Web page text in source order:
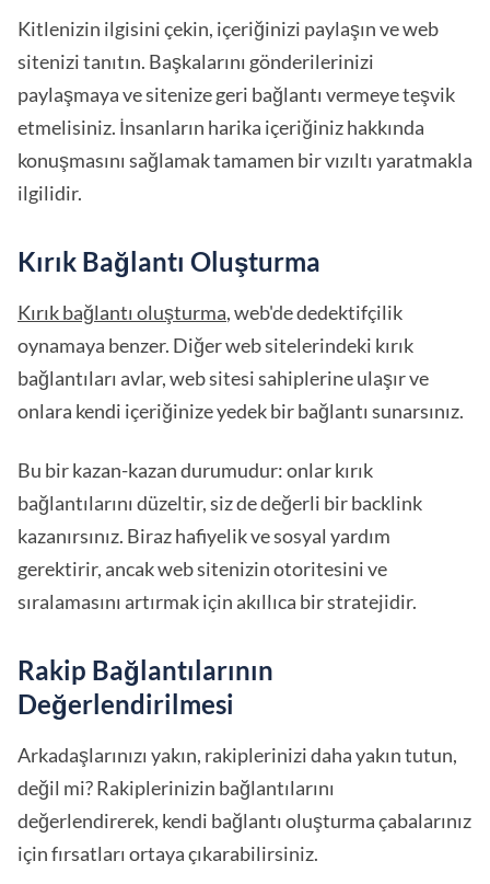
Kitlenizin ilgisini çekin, içeriğinizi paylaşın ve web
sitenizi tanıtın. Başkalarını gönderilerinizi
paylaşmaya ve sitenize geri bağlantı vermeye teşvik
etmelisiniz. İnsanların harika içeriğiniz hakkında
konuşmasını sağlamak tamamen bir vızıltı yaratmakla
ilgilidir.
Kırık Bağlantı Oluşturma
Kırık bağlantı oluşturma, web'de dedektifçilik
oynamaya benzer. Diğer web sitelerindeki kırık
bağlantıları avlar, web sitesi sahiplerine ulaşır ve
onlara kendi içeriğinize yedek bir bağlantı sunarsınız.
Bu bir kazan-kazan durumudur: onlar kırık
bağlantılarını düzeltir, siz de değerli bir backlink
kazanırsınız. Biraz hafiyelik ve sosyal yardım
gerektirir, ancak web sitenizin otoritesini ve
sıralamasını artırmak için akıllıca bir stratejidir.
Rakip Bağlantılarının
Değerlendirilmesi
Arkadaşlarınızı yakın, rakiplerinizi daha yakın tutun,
değil mi? Rakiplerinizin bağlantılarını
değerlendirerek, kendi bağlantı oluşturma çabalarınız
için fırsatları ortaya çıkarabilirsiniz.